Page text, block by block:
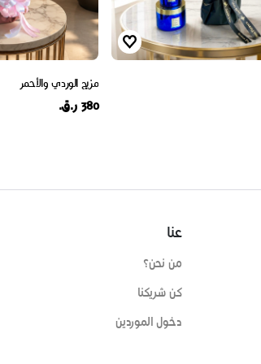
مزيج الوردي والأحمر
380 ر.ق.
عنا
من نحن؟
كن شريكنا
دخول الموردين